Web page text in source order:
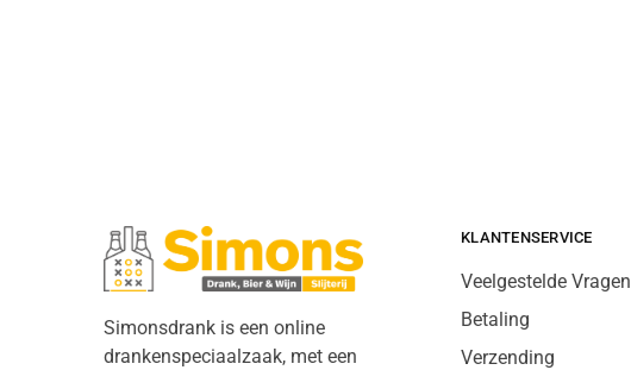
Simonsdrank is een online
drankenspeciaalzaak, met een
KLANTENSERVICE
Veelgestelde Vragen
Betaling
Verzending